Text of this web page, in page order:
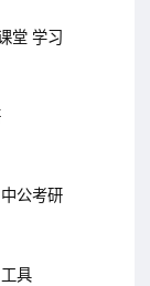
堂 学习
中公考研
工具